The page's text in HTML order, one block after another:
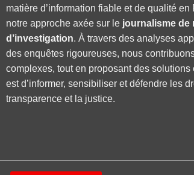
matière d’information fiable et de qualité
notre approche axée sur le journalisme de
d’investigation. À travers des analyses
des enquêtes rigoureuses, nous
complexes, tout en proposant des
est d’informer, sensibiliser et défendre les
transparence et la justice.